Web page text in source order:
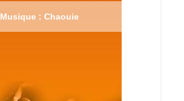
Musique : Chaouie